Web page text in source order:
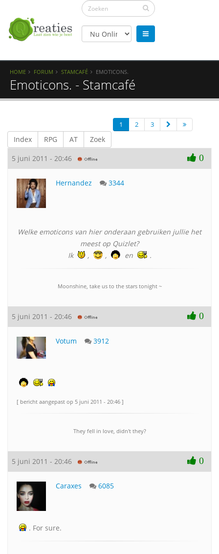
HOME FORUM STAMCAFÉ EMOTICONS.
Emoticons. - Stamcafé
Index RPG AT Zoek
1 2 3
5 juni 2011 - 20:46 0
Hernandez 3344
Welke emoticons van hier onderaan gebruiken jullie het
meest op Quizlet?
Ik
, , en .
Moonshine, take us to the stars tonight ~
5 juni 2011 - 20:46 0
Votum 3912
[ bericht aangepast op 5 juni 2011 - 20:46 ]
They fell in love, didn't they?
5 juni 2011 - 20:46 0
Caraxes 6085
. For sure.